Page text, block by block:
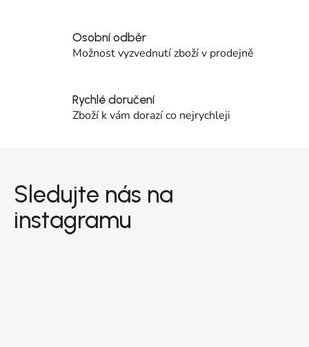
Osobní odběr
Možnost vyzvednutí zboží v prodejně
Rychlé doručení
Zboží k vám dorazí co nejrychleji
Sledujte nás na
instagramu